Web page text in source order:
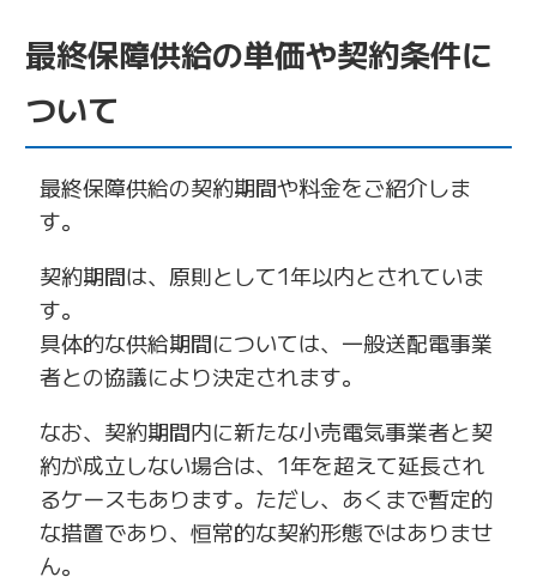
最終保障供給の単価や契約条件に
ついて
最終保障供給の契約期間や料金をご紹介しま
す。
契約期間は、原則として1年以内とされていま
す。
具体的な供給期間については、一般送配電事業
者との協議により決定されます。
なお、契約期間内に新たな小売電気事業者と契
約が成立しない場合は、1年を超えて延長され
るケースもあります。ただし、あくまで暫定的
な措置であり、恒常的な契約形態ではありませ
ん。